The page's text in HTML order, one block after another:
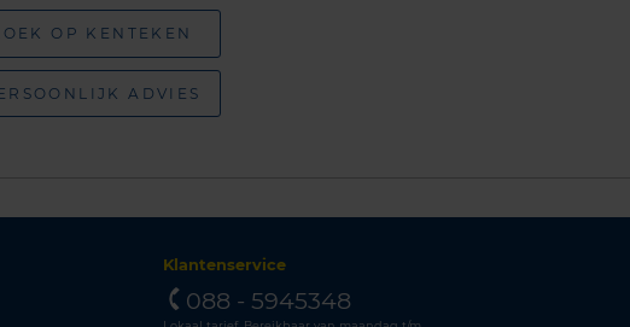
OP KENTEKEN
ADVIES
Klantenservice
088 - 5945348